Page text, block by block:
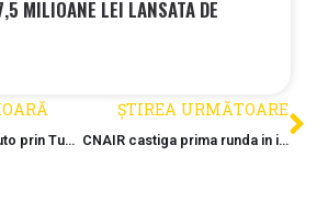
MILIOANE LEI LANSATA DE
Prima traversare auto prin Tunelul Robesti marcheaza un avans istoric pe sectiunea montana a Autostrazii Sibiu – Pitesti
ȘTIREA URMĂTOARE
CNAIR castiga prima runda in instanta si pastreaza in portofoliu cele cinci mari proiecte de infrastructura